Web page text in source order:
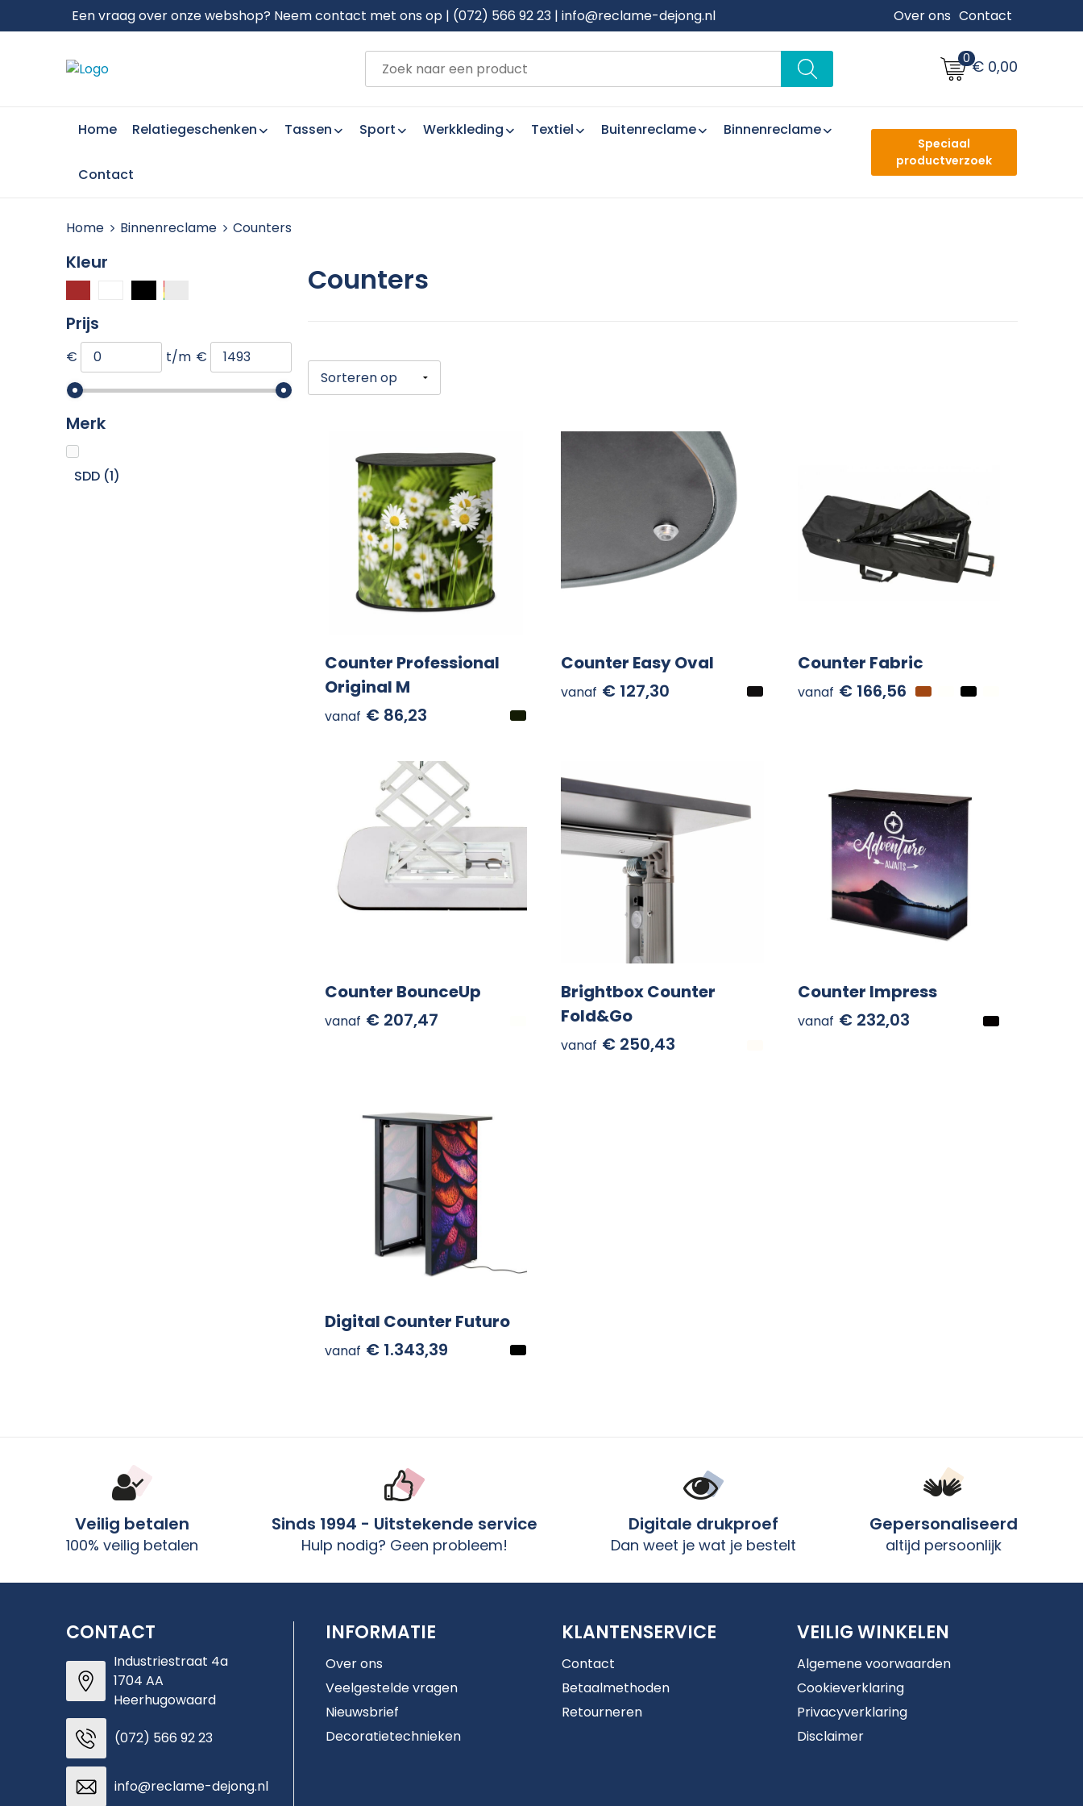
Een vraag over onze webshop? Neem contact met ons op | (072) 566 92 23 | info@reclame-dejong.nl Over ons Contact
0€ 0,00
Home Relatiegeschenken Tassen Sport Werkkleding Textiel Buitenreclame Binnenreclame
Contact
Speciaal
productverzoek
Home Binnenreclame Counters
Kleur
Prijs
€ t/m €
Merk
SDD (1)
Counters
Counter Professional
Original M
vanaf € 86,23
Counter Easy Oval
vanaf € 127,30
Counter Fabric
vanaf € 166,56
Counter BounceUp
vanaf € 207,47
Brightbox Counter
Fold&Go
vanaf € 250,43
Counter Impress
vanaf € 232,03
Digital Counter Futuro
vanaf € 1.343,39
Veilig betalen
100% veilig betalen
Sinds 1994 - Uitstekende service
Hulp nodig? Geen probleem!
Digitale drukproef
Dan weet je wat je bestelt
Gepersonaliseerd
altijd persoonlijk
CONTACT
Industriestraat 4a
1704 AA
Heerhugowaard
(072) 566 92 23
info@reclame-dejong.nl
INFORMATIE
Over ons
Veelgestelde vragen
Nieuwsbrief
Decoratietechnieken
KLANTENSERVICE
Contact
Betaalmethoden
Retourneren
VEILIG WINKELEN
Algemene voorwaarden
Cookieverklaring
Privacyverklaring
Disclaimer